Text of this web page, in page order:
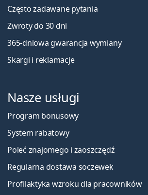
Często zadawane pytania
Zwroty do 30 dni
365-dniowa gwarancja wymiany
Skargi i reklamacje
Nasze usługi
Program bonusowy
System rabatowy
Poleć znajomego i zaoszczędź
Regularna dostawa soczewek
Profilaktyka wzroku dla pracowników